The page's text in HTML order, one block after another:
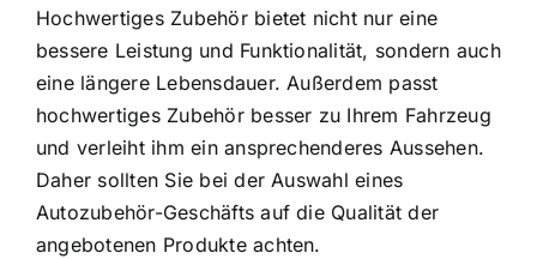
Hochwertiges Zubehör bietet nicht nur eine
bessere Leistung und Funktionalität, sondern auch
eine längere Lebensdauer. Außerdem passt
hochwertiges Zubehör besser zu Ihrem Fahrzeug
und verleiht ihm ein ansprechenderes Aussehen.
Daher sollten Sie bei der Auswahl eines
Autozubehör-Geschäfts auf die Qualität der
angebotenen Produkte achten.